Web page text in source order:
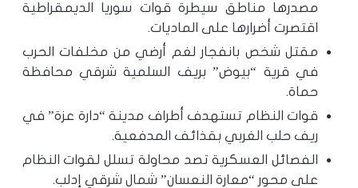
مصدرها مناطق سيطرة قوات سوريا الديمقراطية
اقتصرت أضرارها على الماديات.
مقتل شخص بانفجار لغم أرضي من مخلفات الحرب
في قرية “بيوض” بريف السلمية شرقي محافظة
حماة.
قوات النظام تستهدف أطراف مدينة “دارة عزة” في
ريف حلب الغربي بقذائف المدفعية.
الفصائل العسكرية تصد محاولة تسلل لقوات النظام
على محور “معارة النعسان” شمال شرقي إدلب.